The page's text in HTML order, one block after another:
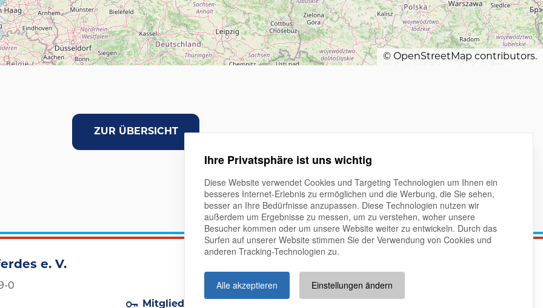
© OpenStreetMapcontributors.
ZUR ÜBERSICHT
e. V.
0
Mitglieder-Login
Ihre Privatsphäre ist uns wichtig
Diese Website verwendet Cookies und Targeting Technologien um Ihnen ein
besseres Internet-Erlebnis zu ermöglichen und die Werbung, die Sie sehen,
besser an Ihre Bedürfnisse anzupassen. Diese Technologien nutzen wir
außerdem um Ergebnisse zu messen, um zu verstehen, woher unsere
Besucher kommen oder um unsere Website weiter zu entwickeln. Durch das
Surfen auf unserer Website stimmen Sie der Verwendung von Cookies und
anderen Tracking-Technologien zu.
Alle akzeptieren Einstellungen ändern